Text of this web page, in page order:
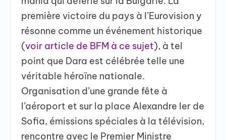
première victoire du pays à l’Eurovision y
résonne comme un événement historique
(voir article de BFM à ce sujet), à tel
point que Dara est célébrée telle une
véritable héroïne nationale.
Organisation d’une grande fête à
l’aéroport et sur la place Alexandre Ier de
Sofia, émissions spéciales à la télévision,
rencontre avec le Premier Ministre